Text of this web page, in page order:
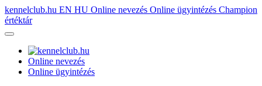
kennelclub.hu EN HU Online nevezés Online ügyintézés Champion
értéktár
Online nevezés
Online ügyintézés